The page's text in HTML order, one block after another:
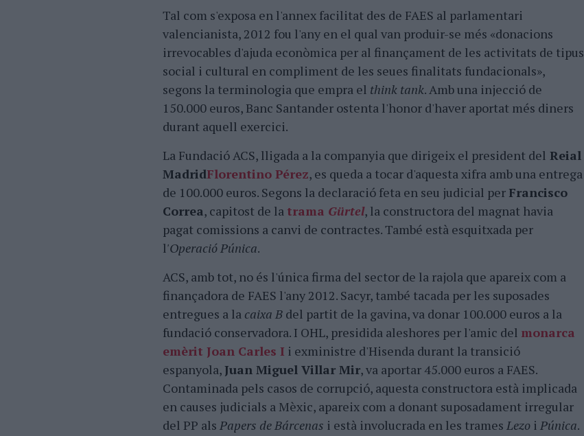
Tal com s'exposa en l'annex facilitat des de FAES al parlamentari
valencianista, 2012 fou l'any en el qual van produir-se més «donacions
irrevocables d'ajuda econòmica per al finançament de les activitats de tipus
social i cultural en compliment de les seues finalitats fundacionals»,
segons la terminologia que empra el think tank. Amb una injecció de
150.000 euros, Banc Santander ostenta l'honor d'haver aportat més diners
durant aquell exercici.
La Fundació ACS, lligada a la companyia que dirigeix el president del Reial
MadridFlorentino Pérez, es queda a tocar d'aquesta xifra amb una entrega
de 100.000 euros. Segons la declaració feta en seu judicial per Francisco
Correa, capitost de la trama Gürtel, la constructora del magnat havia
pagat comissions a canvi de contractes. També està esquitxada per
l'Operació Púnica.
ACS, amb tot, no és l'única firma del sector de la rajola que apareix com a
finançadora de FAES l'any 2012. Sacyr, també tacada per les suposades
entregues a la caixa B del partit de la gavina, va donar 100.000 euros a la
fundació conservadora. I OHL, presidida aleshores per l'amic del monarca
emèrit Joan Carles I i exministre d'Hisenda durant la transició
espanyola,Juan Miguel Villar Mir, va aportar 45.000 euros a FAES.
Contaminada pels casos de corrupció, aquesta constructora està implicada
en causes judicials a Mèxic, apareix com a donant suposadament irregular
del PP als Papers de Bárcenas i està involucrada en les trames Lezo i Púnica.